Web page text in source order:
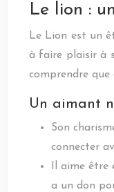
Le lion :
Le Lion est un
à faire plaisir à
comprendre que
Un aimant
Son
connecter
Il aime
a un don